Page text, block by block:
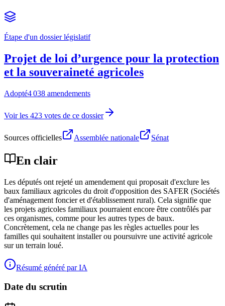
Étape d'un dossier législatif
Projet de loi d’urgence pour la protection
et la souveraineté agricoles
Adopté4 038 amendements
Voir les 423 votes de ce dossier
Sources officielles Assemblée nationale Sénat
En clair
Les députés ont rejeté un amendement qui proposait d'exclure les
baux familiaux agricoles du droit d'opposition des SAFER (Sociétés
d'aménagement foncier et d'établissement rural). Cela signifie que
les projets agricoles familiaux pourraient encore être contrôlés par
ces organismes, comme pour les autres types de baux.
Concrètement, cela ne change pas les règles actuelles pour les
familles qui souhaitent installer ou poursuivre une activité agricole
sur un terrain loué.
Résumé généré par IA
Date du scrutin